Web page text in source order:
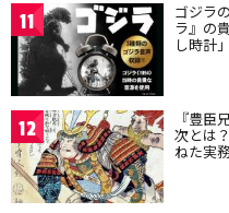
11 ゴジラ
ラ』の
し時計
12 『豊臣
次とは
ねた実